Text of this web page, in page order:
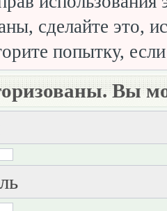
сделайте это,
попытку,
Вы